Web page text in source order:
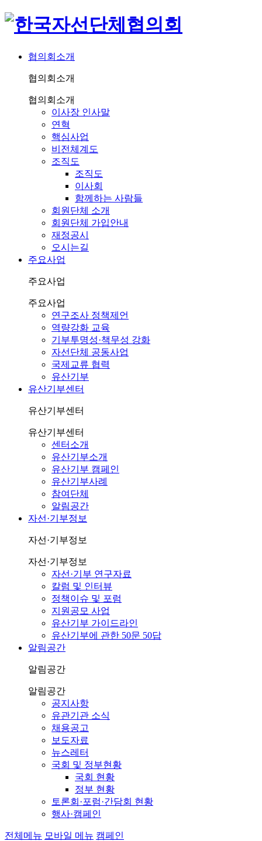
협의회소개
협의회소개
협의회소개
이사장 인사말
연혁
핵심사업
비전체계도
조직도
조직도
이사회
함께하는 사람들
회원단체 소개
회원단체 가입안내
재정공시
오시는길
주요사업
주요사업
주요사업
연구조사 정책제언
역량강화 교육
기부투명성·책무성 강화
자선단체 공동사업
국제교류 협력
유산기부
유산기부센터
유산기부센터
유산기부센터
센터소개
유산기부소개
유산기부 캠페인
유산기부사례
참여단체
알림공간
자선·기부정보
자선·기부정보
자선·기부정보
자선·기부 연구자료
칼럼 및 인터뷰
정책이슈 및 포럼
지원공모 사업
유산기부 가이드라인
유산기부에 관한 50문 50답
알림공간
알림공간
알림공간
공지사항
유관기관 소식
채용공고
보도자료
뉴스레터
국회 및 정부현황
국회 현황
정부 현황
토론회·포럼·간담회 현황
행사·캠페인
전체메뉴 모바일 메뉴 캠페인